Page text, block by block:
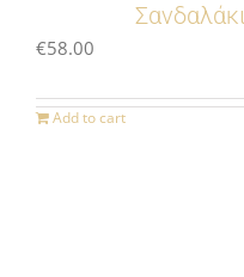
€58.00
Add to cart